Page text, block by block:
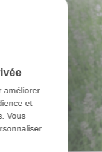
améliorer
et
Vous